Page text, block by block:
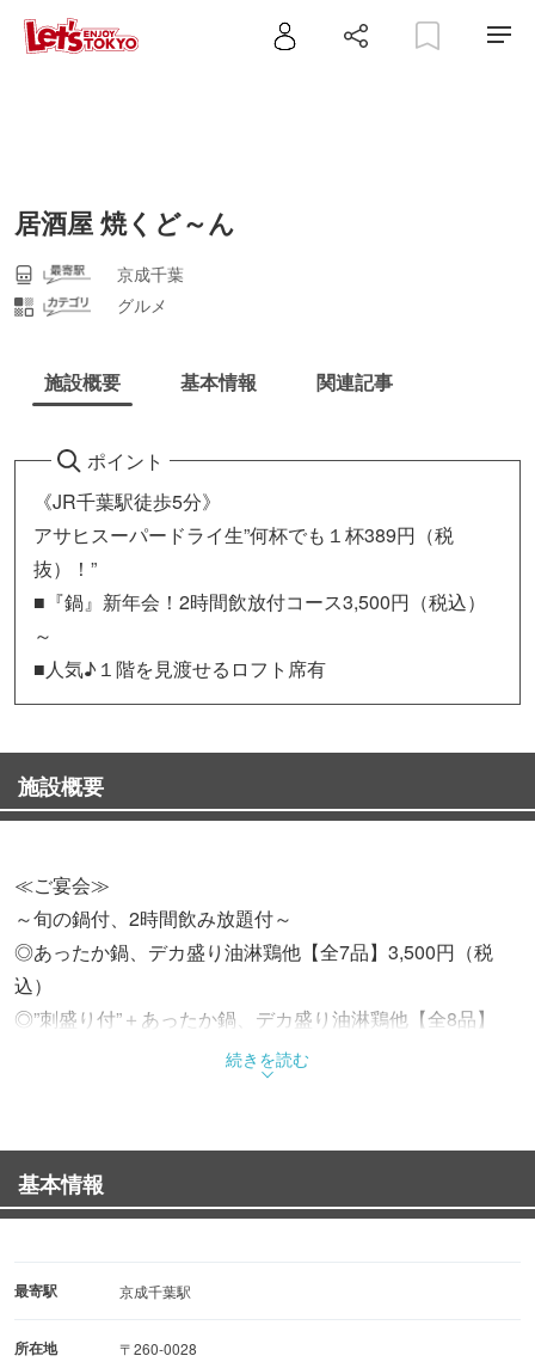
居酒屋 焼くど～ん
京成千葉
グルメ
施設概要 基本情報 関連記事
ポイント
《JR千葉駅徒歩5分》
アサヒスーパードライ生”何杯でも１杯389円（税
抜）！”
■『鍋』新年会！2時間飲放付コース3,500円（税込）
～
■人気♪１階を見渡せるロフト席有
施設概要
≪ご宴会≫
～旬の鍋付、2時間飲み放題付～
◎あったか鍋、デカ盛り油淋鶏他【全7品】3,500円（税
込）
◎”刺盛り付”＋あったか鍋、デカ盛り油淋鶏他【全8品】
1階35席、2階25席 それぞれ貸切での御利用も承ります。
2階席から1階のお席も見渡せますので、ロフト貸切として
のご利用も
※フロア貸切、お気軽にお問い合わせくださいませ。
続きを読む
基本情報
最寄駅 京成千葉駅
所在地
〒260-0028